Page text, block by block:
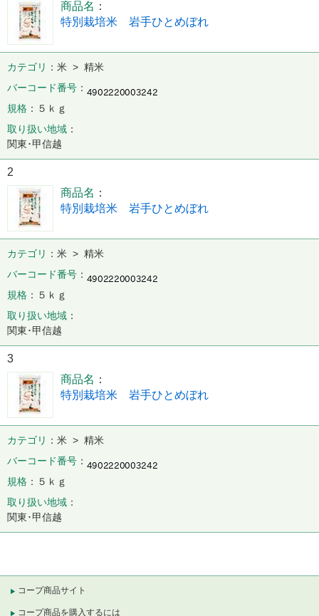
商品名
特別栽培米 岩手ひとめぼれ
カテゴリ
米 > 精米
バーコード番号
規格
５ｋｇ
取り扱い地域
関東･甲信越
2
商品名
特別栽培米 岩手ひとめぼれ
カテゴリ
米 > 精米
バーコード番号
規格
５ｋｇ
取り扱い地域
関東･甲信越
3
商品名
特別栽培米 岩手ひとめぼれ
カテゴリ
米 > 精米
バーコード番号
規格
５ｋｇ
取り扱い地域
関東･甲信越
コープ商品サイト
コープ商品を購入するには